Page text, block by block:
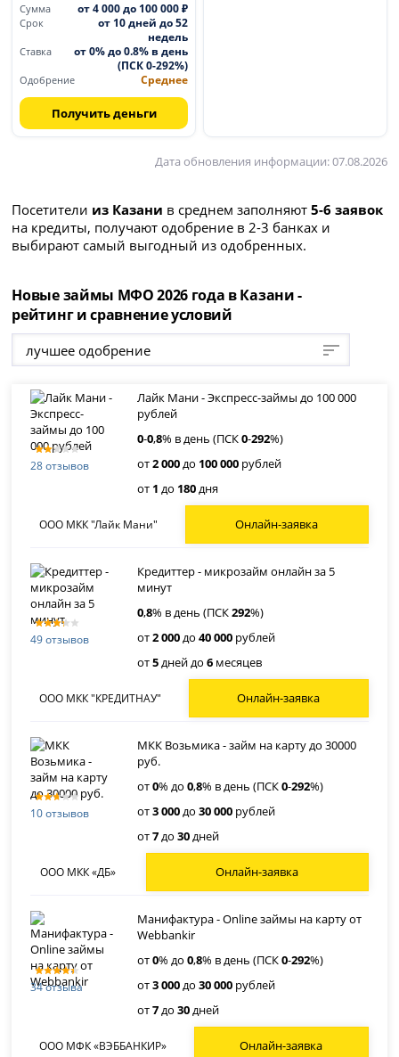
Сумма
от 4 000 до 100 000 ₽
Срок
от 10 дней до 52
недель
Ставка
от 0% до 0.8% в день
(ПСК 0-292%)
Одобрение Среднее
Получить деньги
Дата обновления информации: 07.08.2026
Посетители из Казани в среднем заполняют5-6 заявок
на кредиты, получают одобрение в 2-3 банках и
выбирают самый выгодный из одобренных.
Новые займы МФО 2026 года в Казани -
рейтинг и сравнение условий
лучшее одобрение
28 отзывов
Лайк Мани - Экспресс-займы до 100 000
рублей
0-0,8% в день (ПСК0-292%)
от2 000до 100 000 рублей
от 1 до 180дня
ООО МКК "Лайк Мани" Онлайн-заявка
49 отзывов
Кредиттер - микрозайм онлайн за 5
минут
0,8% в день (ПСК292%)
от2 000до40 000 рублей
от5дней до6 месяцев
ООО МКК "КРЕДИТНАУ" Онлайн-заявка
10 отзывов
МКК Возьмика - займ на карту до 30000
руб.
от0% до0,8% в день (ПСК0-292%)
от3 000до30 000 рублей
от7до30дней
ООО МКК «ДБ» Онлайн-заявка
34 отзыва
Манифактура - Online займы на карту от
Webbankir
от0% до0,8% в день (ПСК0-292%)
от3 000до30 000 рублей
от7до30дней
ООО МФК «ВЭББАНКИР» Онлайн-заявка